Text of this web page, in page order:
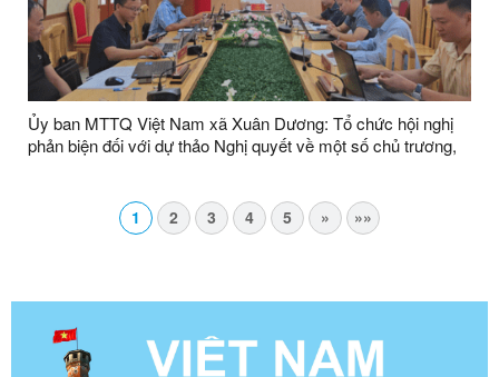
Ủy ban MTTQ Việt Nam xã Xuân Dương: Tổ chức hội nghị
phản biện đối với dự thảo Nghị quyết về một số chủ trương,
1 2 3 4 5 » »»